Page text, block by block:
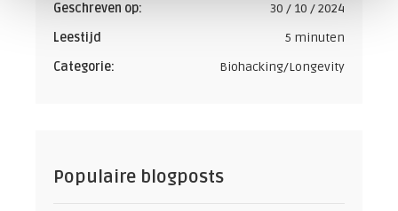
Geschreven op:
30 / 10 / 2024
Leestijd
5 minuten
Categorie:
Biohacking/Longevity
Populaire blogposts